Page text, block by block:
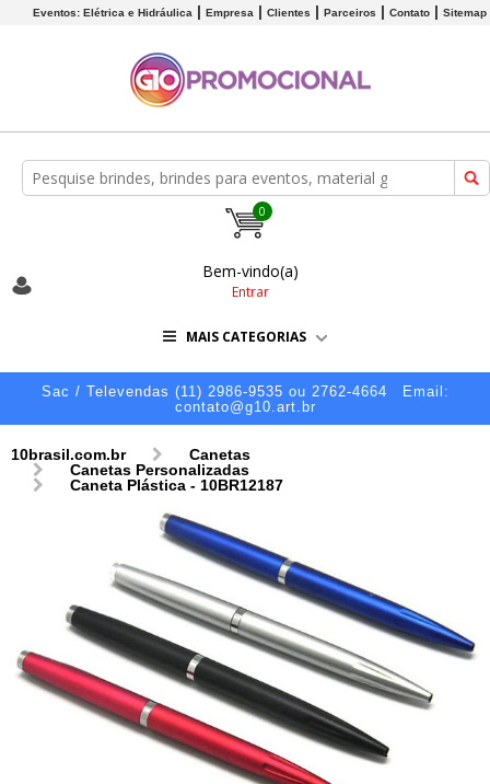
Eventos: Elétrica e Hidráulica Empresa Clientes Parceiros Contato Sitemap
0
Bem-vindo(a)
Entrar
MAIS CATEGORIAS
Sac / Televendas (11) 2986-9535 ou 2762-4664
Email:
contato@g10.art.br
10brasil.com.br
Canetas
Canetas Personalizadas
Caneta Plástica - 10BR12187